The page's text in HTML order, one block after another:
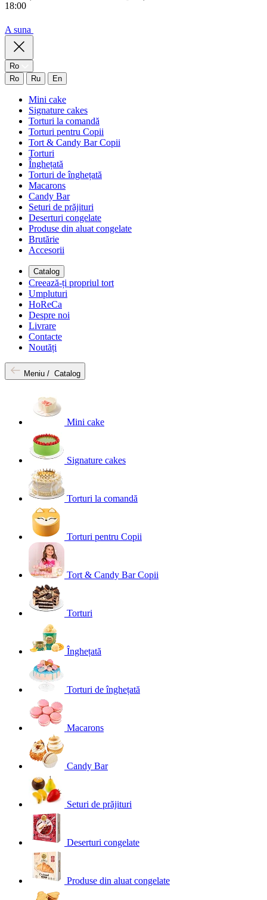
18:00
A suna
Ro
Ro
Ru En
Mini cake
Signature cakes
Torturi la comandă
Torturi pentru Copii
Tort & Candy Bar Copii
Torturi
Înghețată
Torturi de înghețată
Macarons
Candy Bar
Seturi de prăjituri
Deserturi congelate
Produse din aluat congelate
Brutărie
Accesorii
Catalog
Creează-ți propriul tort
Umpluturi
HoReCa
Despre noi
Livrare
Contacte
Noutăți
Meniu / Catalog
Mini cake
Signature cakes
Torturi la comandă
Torturi pentru Copii
Tort & Candy Bar Copii
Torturi
Înghețată
Torturi de înghețată
Macarons
Candy Bar
Seturi de prăjituri
Deserturi congelate
Produse din aluat congelate